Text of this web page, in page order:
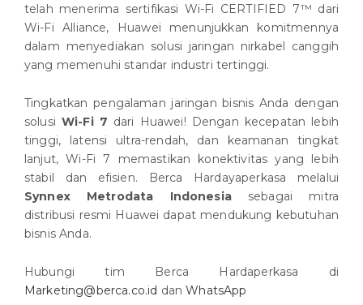
telah menerima sertifikasi Wi-Fi CERTIFIED 7™ dari
Wi-Fi Alliance, Huawei menunjukkan komitmennya
dalam menyediakan solusi jaringan nirkabel canggih
yang memenuhi standar industri tertinggi.
Tingkatkan pengalaman jaringan bisnis Anda dengan
solusi Wi-Fi 7 dari Huawei! Dengan kecepatan lebih
tinggi, latensi ultra-rendah, dan keamanan tingkat
lanjut, Wi-Fi 7 memastikan konektivitas yang lebih
stabil dan efisien. Berca Hardayaperkasa melalui
Synnex Metrodata
Indonesiasebagai mitra
distribusi resmi Huawei dapat mendukung kebutuhan
bisnis Anda.
Hubungi tim Berca Hardaperkasa di
Marketing@berca.co.id danWhatsApp